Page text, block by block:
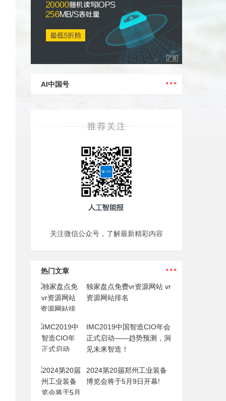
AI中国号 ...
关注微信公众号，了解最新精彩内容
热门文章 ...
独家盘点免费vr资源网站 vr
资源网站排名
IMC2019中国智造CIO年会
正式启动——趋势预测，洞
见未来智造！
2024第20届郑州工业装备
博览会将于5月9日开幕!